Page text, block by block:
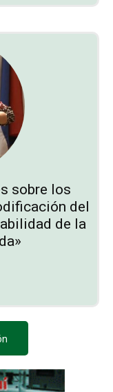
sobre los
del
de la